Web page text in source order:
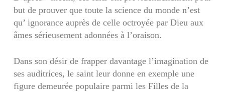
but de prouver que toute la science du monde n’est
qu’ ignorance auprès de celle octroyée par Dieu aux
âmes sérieusement adonnées à l’oraison.
Dans son désir de frapper davantage l’imagination de
ses auditrices, le saint leur donne en exemple une
figure demeurée populaire parmi les Filles de la